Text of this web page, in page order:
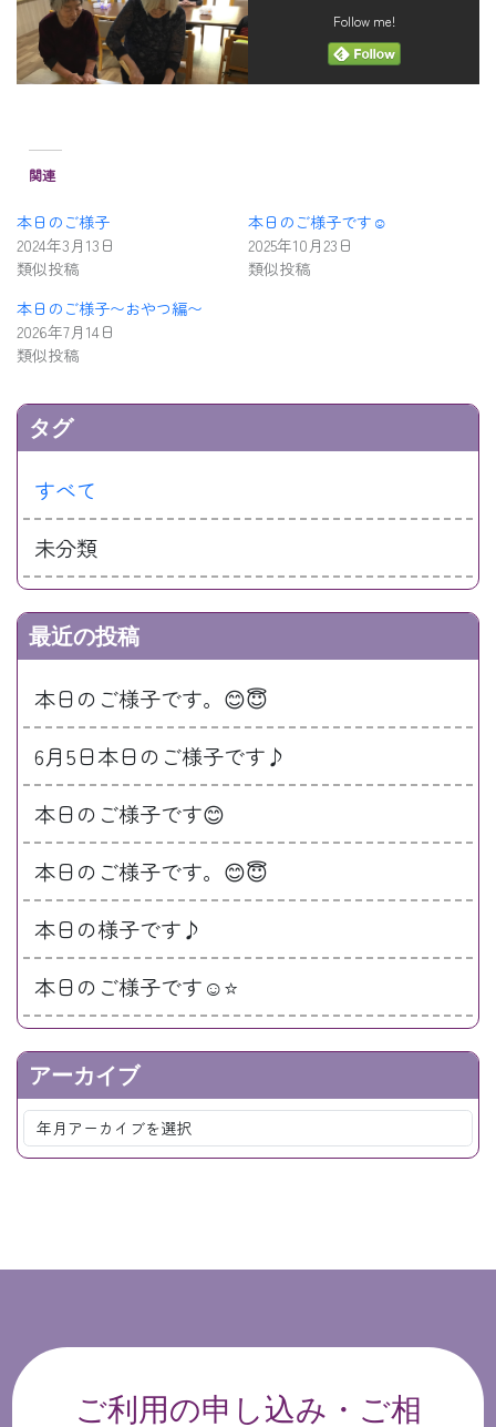
Follow me!
関連
本日のご様子
2024年3月13日
類似投稿
本日のご様子です☺️
2025年10月23日
類似投稿
本日のご様子〜おやつ編〜
2026年7月14日
類似投稿
タグ
すべて
未分類
最近の投稿
本日のご様子です。😊😇
6月5日本日のご様子です♪
本日のご様子です😊
本日のご様子です。😊😇
本日の様子です♪
本日のご様子です☺️⭐️
アーカイブ
ご利用の申し込み・ご相